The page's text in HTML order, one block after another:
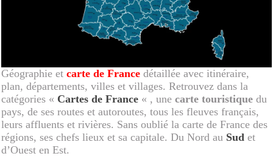
Géographie etcarte de France détaillée avec itinéraire,
plan, départements, villes et villages. Retrouvez dans la
catégories « Cartes de France « , unecarte touristique du
pays, de ses routes et autoroutes, tous les fleuves français,
leurs affluents et rivières. Sans oublié la carte de France des
régions, ses chefs lieux et sa capitale. Du Nord au Sud et
d’Ouest en Est.